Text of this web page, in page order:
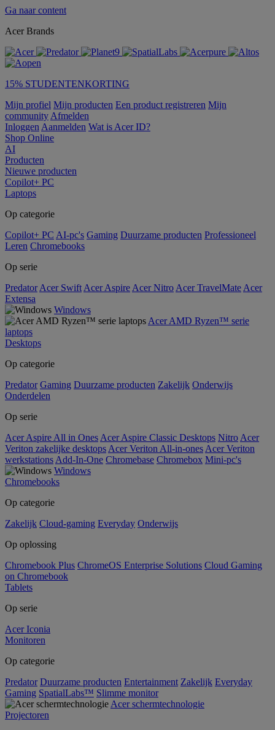
Ga naar content
Acer Brands
15% STUDENTENKORTING
Mijn profiel Mijn producten Een product registreren Mijn
community Afmelden
Inloggen Aanmelden Wat is Acer ID?
Shop Online
AI
Producten
Nieuwe producten
Copilot+ PC
Laptops
Op categorie
Copilot+ PC AI-pc's Gaming Duurzame producten Professioneel
Leren Chromebooks
Op serie
Predator Acer Swift Acer Aspire Acer Nitro Acer TravelMate Acer
Extensa
Windows
Acer AMD Ryzen™ serie
laptops
Desktops
Op categorie
Predator Gaming Duurzame producten Zakelijk Onderwijs
Onderdelen
Op serie
Acer Aspire All in Ones Acer Aspire Classic Desktops Nitro Acer
Veriton zakelijke desktops Acer Veriton All-in-ones Acer Veriton
werkstations Add-In-One Chromebase Chromebox Mini-pc's
Windows
Chromebooks
Op categorie
Zakelijk Cloud-gaming Everyday Onderwijs
Op oplossing
Chromebook Plus ChromeOS Enterprise Solutions Cloud Gaming
on Chromebook
Tablets
Op serie
Acer Iconia
Monitoren
Op categorie
Predator Duurzame producten Entertainment Zakelijk Everyday
Gaming SpatialLabs™ Slimme monitor
Acer schermtechnologie
Projectoren